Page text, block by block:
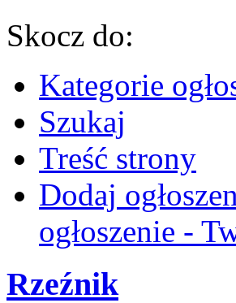
Skocz do:
Kategorie
Szukaj
Treść strony
Dodaj
ogłoszenie -
Rzeźnik